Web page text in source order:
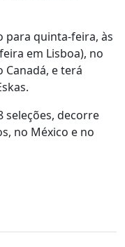
para quinta-feira, às
em Lisboa), no
Canadá, e terá
seleções, decorre
no México e no